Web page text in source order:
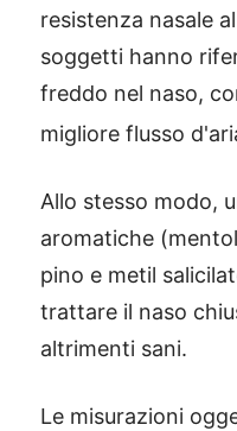
resistenza nasale
soggetti hanno
freddo nel naso,
migliore flusso
Allo stesso modo,
aromatiche
pino e metil
trattare il naso
altrimenti sani.
Le misurazioni